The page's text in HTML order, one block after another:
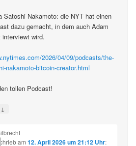
Satoshi Nakamoto: die NYT hat einen
dazu gemacht, in dem auch Adam
wird.
2026/04/09/podcasts/the-
nakamoto-bitcoin-creator.html
tollen Podcast!
↓
schriebam 12. April 2026 um 21:12 Uhr: